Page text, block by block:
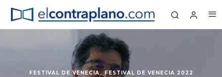
FESTIVAL DE VENECIA FESTIVAL DE VENECIA 2022